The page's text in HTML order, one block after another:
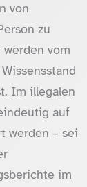
von
zu
werden vom
Im illegalen
auf
werden – sei
im